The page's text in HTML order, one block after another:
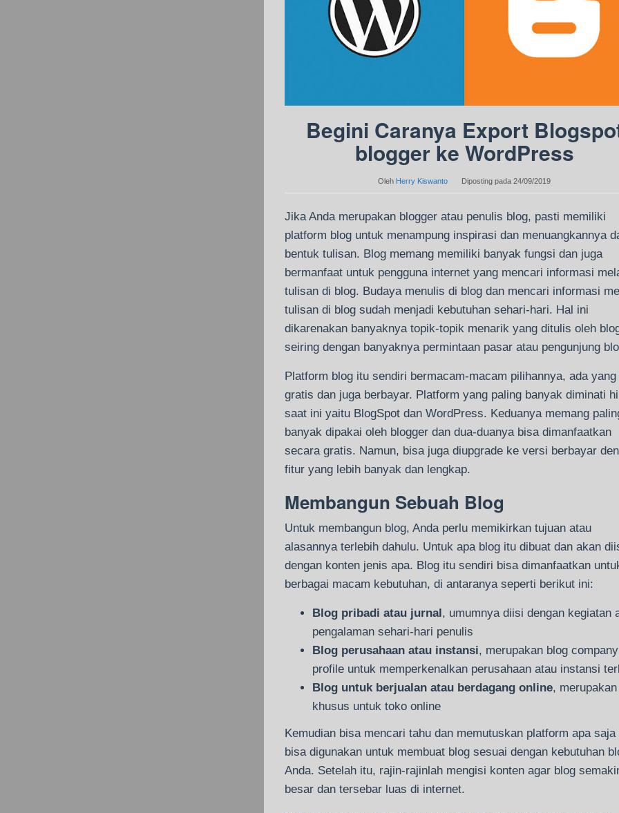
Begini Caranya Export
blogger ke WordPress
Oleh Herry Kiswanto Diposting pada 24/09/2019
Jika Anda merupakan blogger atau penulis blog, pasti memiliki
platform blog untuk menampung inspirasi dan menuangkannya
bentuk tulisan. Blog memang memiliki banyak fungsi dan juga
bermanfaat untuk pengguna internet yang mencari informasi
tulisan di blog. Budaya menulis di blog dan mencari informasi
tulisan di blog sudah menjadi kebutuhan sehari-hari. Hal ini
dikarenakan banyaknya topik-topik menarik yang ditulis oleh
seiring dengan banyaknya permintaan pasar atau pengunjung
Platform blog itu sendiri bermacam-macam pilihannya, ada yang
gratis dan juga berbayar. Platform yang paling banyak diminati
saat ini yaitu BlogSpot dan WordPress. Keduanya memang
banyak dipakai oleh blogger dan dua-duanya bisa dimanfaatkan
secara gratis. Namun, bisa juga diupgrade ke versi berbayar
fitur yang lebih banyak dan lengkap.
Membangun Sebuah Blog
Untuk membangun blog, Anda perlu memikirkan tujuan atau
alasannya terlebih dahulu. Untuk apa blog itu dibuat dan akan
dengan konten jenis apa. Blog itu sendiri bisa dimanfaatkan
berbagai macam kebutuhan, di antaranya seperti berikut ini:
Blog pribadi atau jurnal, umumnya diisi dengan kegiatan
pengalaman sehari-hari penulis
Blog perusahaan atau instansi, merupakan blog company
profile untuk memperkenalkan perusahaan atau instansi
Blog untuk berjualan atau berdagang online,
khusus untuk toko online
Kemudian bisa mencari tahu dan memutuskan platform apa saja
bisa digunakan untuk membuat blog sesuai dengan kebutuhan
Anda. Setelah itu, rajin-rajinlah mengisi konten agar blog
besar dan tersebar luas di internet.